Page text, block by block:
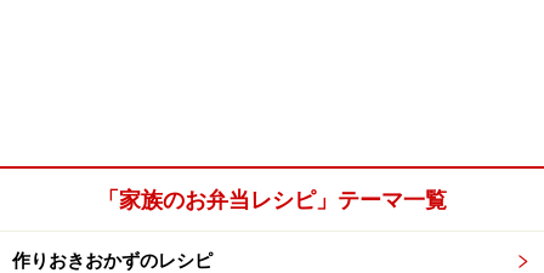
「家族のお弁当レシピ」テーマ一覧
作りおきおかずのレシピ